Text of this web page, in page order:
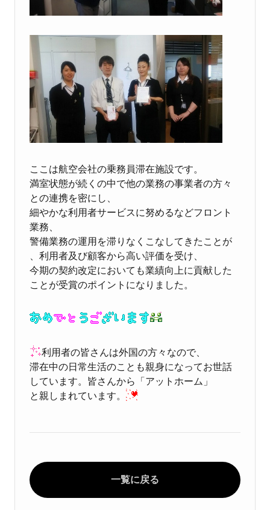
ここは航空会社の乗務員滞在施設です。
満室状態が続くの中で他の業務の事業者の方々
との連携を密にし、
細やかな利用者サービスに努めるなどフロント
業務、
警備業務の運用を滞りなくこなしてきたことが
、利用者及び顧客から高い評価を受け、
今期の契約改定においても業績向上に貢献した
ことが受賞のポイントになりました。
利用者の皆さんは外国の方々なので、
滞在中の日常生活のことも親身になってお世話
しています。皆さんから「アットホーム」
と親しまれています。
一覧に戻る